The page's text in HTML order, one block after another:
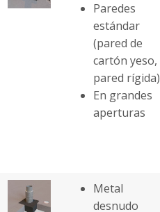
Paredes
estándar
(pared de
cartón yeso,
pared rígida)
En grandes
aperturas
Metal
desnudo